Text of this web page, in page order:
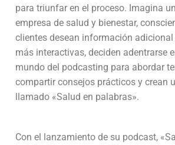
para triunfar en el proceso. Imagina
empresa de salud y bienestar,
clientes desean información adicional
más interactivas, deciden adentrarse
mundo del podcasting para abordar
compartir consejos prácticos y crean
llamado «Salud en palabras».
Con el lanzamiento de su podcast,